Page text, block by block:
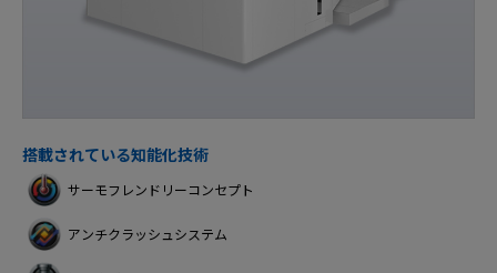
搭載されている知能化技術
サーモフレンドリーコンセプト
アンチクラッシュシステム